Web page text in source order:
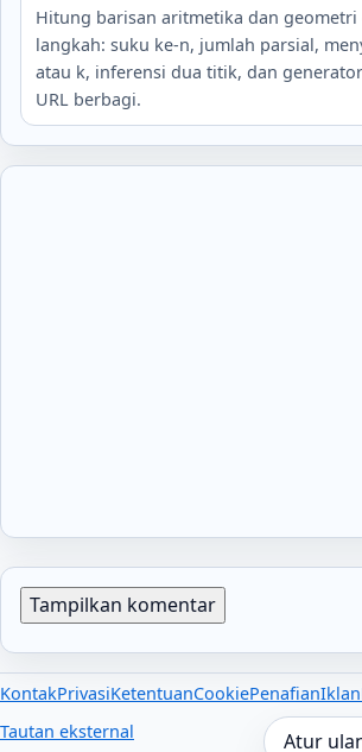
Hitung barisan aritmetika dan geometri
langkah: suku ke-n, jumlah parsial,
atau k, inferensi dua titik, dan
URL berbagi.
Tampilkan komentar
KontakPrivasiKetentuanCookiePenafianIklan
Tautan eksternal
Atur